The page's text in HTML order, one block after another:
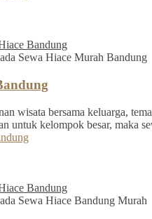
Bandung
Sewa Hiace Murah Bandung
wisata bersama keluarga,
untuk kelompok besar, maka
Bandung
Sewa Hiace Bandung Murah